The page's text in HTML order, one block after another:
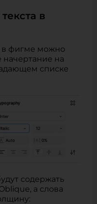
в
в фигме можно
на
списке
содержать
а слова